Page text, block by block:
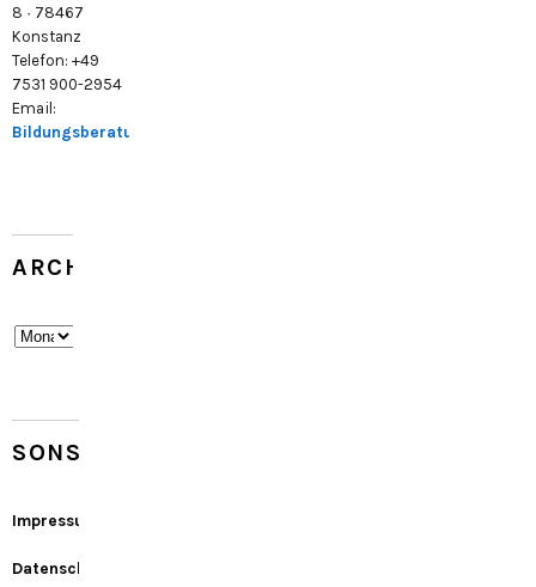
8 · 78467
Konstanz
Telefon: +49
7531 900-2954
Email:
Bildungsberatung@konstanz.de
ARCHIV
Archiv
SONSTIGES
Impressum
Datenschutz